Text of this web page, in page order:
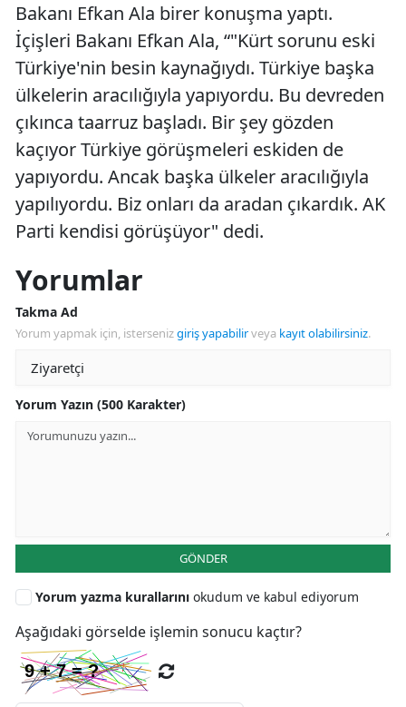
Bakanı Efkan Ala birer konuşma yaptı.
İçişleri Bakanı Efkan Ala, “"Kürt sorunu eski
Türkiye'nin besin kaynağıydı. Türkiye başka
ülkelerin aracılığıyla yapıyordu. Bu devreden
çıkınca taarruz başladı. Bir şey gözden
kaçıyor Türkiye görüşmeleri eskiden de
yapıyordu. Ancak başka ülkeler aracılığıyla
yapılıyordu. Biz onları da aradan çıkardık. AK
Parti kendisi görüşüyor" dedi.
Yorumlar
Takma Ad
Yorum yapmak için, istersenizgiriş yapabilirveya kayıt olabilirsiniz.
Yorum Yazın (500 Karakter)
GÖNDER
Yorum yazma kurallarını okudum ve kabul ediyorum
Aşağıdaki görselde işlemin sonucu kaçtır?